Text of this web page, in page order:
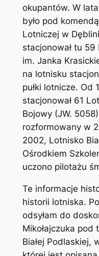
okupantów. W
było pod
Lotniczej w
stacjonował tu 59
im. Janka
na lotnisku
pułki lotnicze. Od
stacjonował 61
Bojowy (JW.
rozformowany w
2002, Lotnisko
Ośrodkiem
uczono pilotażu
Te informacje
historii lotniska.
odsyłam do
Mikołajczuka pod
Białej Podlaskiej,